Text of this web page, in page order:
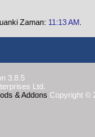
Zaman: 11:13 AM
3.8.5
Ltd.
& Addons Copyright ©